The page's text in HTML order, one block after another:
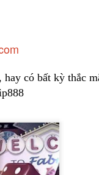
hay có bất kỳ thắc